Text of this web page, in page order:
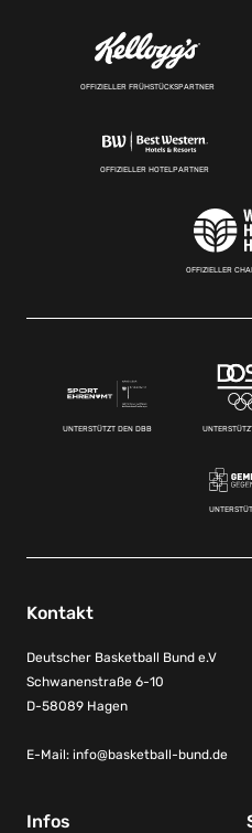
OFFIZIELLER FRÜHSTÜCKSPARTNER
OFFIZIELLER HOTELPARTNER
OFFIZIELLER
UNTERSTÜTZT DEN DBB
Kontakt
Deutscher Basketball Bund e.V
Schwanenstraße 6-10
D-58089 Hagen
E-Mail: info@basketball-bund.de
Infos